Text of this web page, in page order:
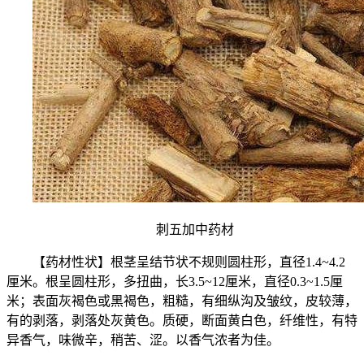
刺五加中药材
【药材性状】根茎呈结节状不规则圆柱形，直径1.4~4.2
厘米。根呈圆柱形，多扭曲，长3.5~12厘米，直径0.3~1.5厘
米；表面灰褐色或黑褐色，粗糙，有细纵沟及皱纹，皮较薄，
有的剥落，剥落处灰黄色。质硬，断面黄白色，纤维性，有特
异香气，味微辛，稍苦、涩。以香气浓者为佳。